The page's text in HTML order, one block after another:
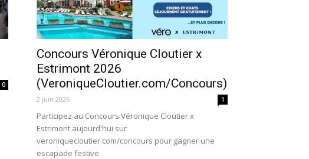
0
Concours Véronique Cloutier x
Estrimont 2026
(VeroniqueCloutier.com/Concours)
2 juin 2026 1
Participez au Concours Véronique Cloutier x
Estrimont aujourd'hui sur
veroniquecloutier.com/concours pour gagner une
escapade festive.